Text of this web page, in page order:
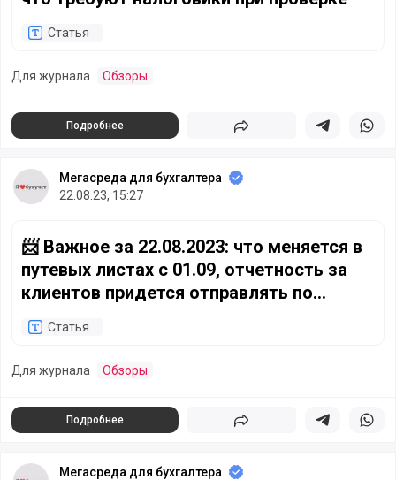
Статья
Для журнала Обзоры
Подробнее Поделиться Поделиться в
Мегасреда для бухгалтера
22.08.23, 15:27
📨 Важное за 22.08.2023: что меняется в
путевых листах с 01.09, отчетность за
клиентов придется отправлять по
доверенности
Статья
Для журнала Обзоры
Подробнее Поделиться Поделиться в
Мегасреда для бухгалтера